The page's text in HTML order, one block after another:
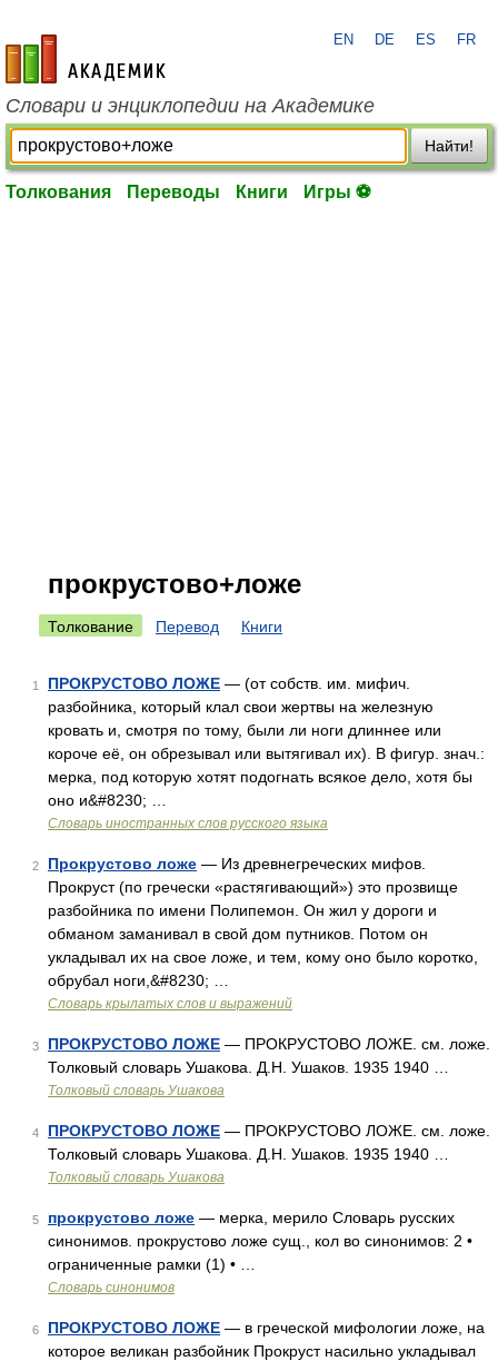
academic.ru
EN DE ES FR
Словари и энциклопедии на Академике
Найти!
Толкования Переводы Книги Игры ⚽
прокрустово+ложе
Толкование Перевод Книги
1 ПРОКРУСТОВО ЛОЖЕ — (от собств. им. мифич.
разбойника, который клал свои жертвы на железную
кровать и, смотря по тому, были ли ноги длиннее или
короче её, он обрезывал или вытягивал их). В фигур. знач.:
мерка, под которую хотят подогнать всякое дело, хотя бы
оно и&#8230; …
Словарь иностранных слов русского языка
2 Прокрустово ложе — Из древнегреческих мифов.
Прокруст (по гречески «растягивающий») это прозвище
разбойника по имени Полипемон. Он жил у дороги и
обманом заманивал в свой дом путников. Потом он
укладывал их на свое ложе, и тем, кому оно было коротко,
обрубал ноги,&#8230; …
Словарь крылатых слов и выражений
3 ПРОКРУСТОВО ЛОЖЕ — ПРОКРУСТОВО ЛОЖЕ. см. ложе.
Толковый словарь Ушакова. Д.Н. Ушаков. 1935 1940 …
Толковый словарь Ушакова
4 ПРОКРУСТОВО ЛОЖЕ — ПРОКРУСТОВО ЛОЖЕ. см. ложе.
Толковый словарь Ушакова. Д.Н. Ушаков. 1935 1940 …
Толковый словарь Ушакова
5 прокрустово ложе — мерка, мерило Словарь русских
синонимов. прокрустово ложе сущ., кол во синонимов: 2 •
ограниченные рамки (1) • …
Словарь синонимов
6 ПРОКРУСТОВО ЛОЖЕ — в греческой мифологии ложе, на
которое великан разбойник Прокруст насильно укладывал